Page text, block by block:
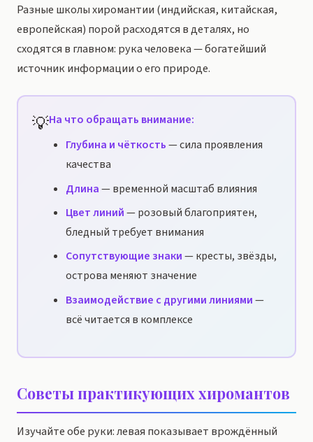
Разные школы хиромантии (индийская, китайская,
европейская) порой расходятся в деталях, но
сходятся в главном: рука человека — богатейший
источник информации о его природе.
💡На что обращать внимание:
Глубина и чёткость— сила проявления
качества
Длина— временной масштаб влияния
Цвет линий— розовый благоприятен,
бледный требует внимания
Сопутствующие знаки— кресты, звёзды,
острова меняют значение
Взаимодействие с другими линиями—
всё читается в комплексе
Советы практикующих хиромантов
Изучайте обе руки: левая показывает врождённый